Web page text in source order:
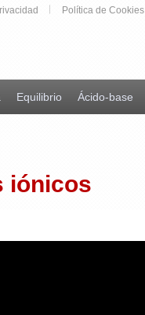
Política de Cookies
Equilibrio Ácido-base
iónicos